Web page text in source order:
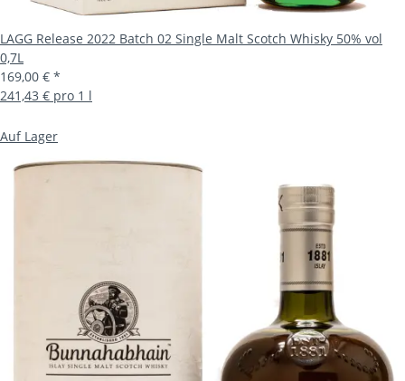
LAGG Release 2022 Batch 02 Single Malt Scotch Whisky 50% vol
0,7L
169,00 € *
241,43 € pro 1 l
Auf Lager